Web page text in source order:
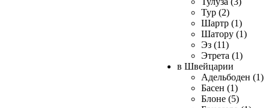
Тур (2)
Шартр (1)
Шатору (1)
Эз (11)
Этрета (1)
в Швейцарии
Адельбоден (1)
Басен (1)
Блоне (5)